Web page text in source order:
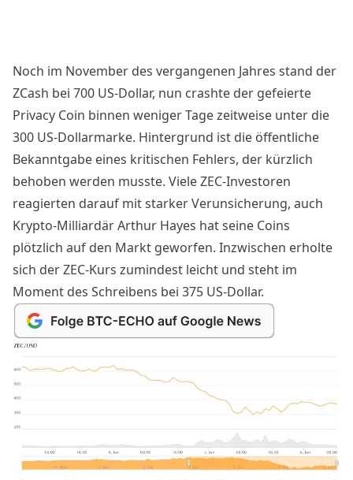
Noch im November des vergangenen Jahres stand der
ZCash bei 700 US-Dollar, nun crashte der gefeierte
Privacy Coin binnen weniger Tage zeitweise unter die
300 US-Dollarmarke. Hintergrund ist die öffentliche
Bekanntgabe eines kritischen Fehlers, der kürzlich
behoben werden musste. Viele ZEC-Investoren
reagierten darauf mit starker Verunsicherung, auch
Krypto-Milliardär Arthur Hayes hat seine Coins
plötzlich auf den Markt geworfen. Inzwischen erholte
sich der ZEC-Kurs zumindest leicht und steht im
Moment des Schreibens bei 375 US-Dollar.